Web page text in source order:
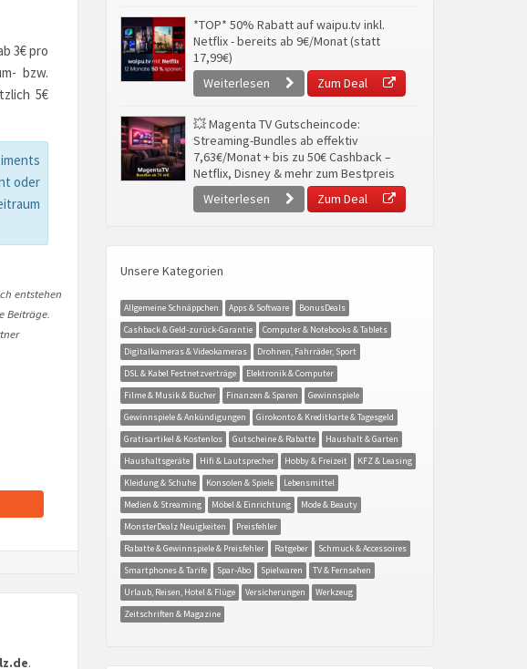
3€ pro
bzw.
5€
oder
entstehen
Beiträge.
.
*TOP* 50% Rabatt auf waipu.tv inkl.
Netflix - bereits ab 9€/Monat (statt
17,99€)
Weiterlesen
Zum Deal
💥 Magenta TV Gutscheincode:
Streaming-Bundles ab effektiv
7,63€/Monat + bis zu 50€ Cashback –
Netflix, Disney & mehr zum Bestpreis
Weiterlesen
Zum Deal
Unsere Kategorien
Allgemeine Schnäppchen Apps & Software
BonusDeals
Cashback & Geld-zurück-Garantie
Computer & Notebooks & Tablets
Digitalkameras & Videokameras
Drohnen, Fahrräder, Sport
DSL & Kabel Festnetzverträge
Elektronik & Computer
Filme & Musik & Bücher
Finanzen & Sparen
Gewinnspiele
Gewinnspiele & Ankündigungen
Girokonto & Kreditkarte & Tagesgeld
Gratisartikel & Kostenlos
Gutscheine & Rabatte
Haushalt & Garten
Haushaltsgeräte
Hifi & Lautsprecher Hobby & Freizeit
KFZ & Leasing
Kleidung & Schuhe
Konsolen & Spiele
Lebensmittel
Medien & Streaming
Möbel & Einrichtung
Mode & Beauty
MonsterDealz Neuigkeiten
Preisfehler
Rabatte & Gewinnspiele & Preisfehler
Ratgeber
Schmuck & Accessoires
Smartphones & Tarife
Spar-Abo Spielwaren
TV & Fernsehen
Urlaub, Reisen, Hotel & Flüge
Versicherungen
Werkzeug
Zeitschriften & Magazine